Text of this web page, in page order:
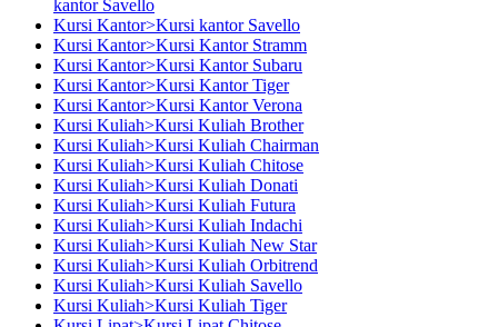
kantor Savello
Kursi Kantor>Kursi kantor Savello
Kursi Kantor>Kursi Kantor Stramm
Kursi Kantor>Kursi Kantor Subaru
Kursi Kantor>Kursi Kantor Tiger
Kursi Kantor>Kursi Kantor Verona
Kursi Kuliah>Kursi Kuliah Brother
Kursi Kuliah>Kursi Kuliah Chairman
Kursi Kuliah>Kursi Kuliah Chitose
Kursi Kuliah>Kursi Kuliah Donati
Kursi Kuliah>Kursi Kuliah Futura
Kursi Kuliah>Kursi Kuliah Indachi
Kursi Kuliah>Kursi Kuliah New Star
Kursi Kuliah>Kursi Kuliah Orbitrend
Kursi Kuliah>Kursi Kuliah Savello
Kursi Kuliah>Kursi Kuliah Tiger